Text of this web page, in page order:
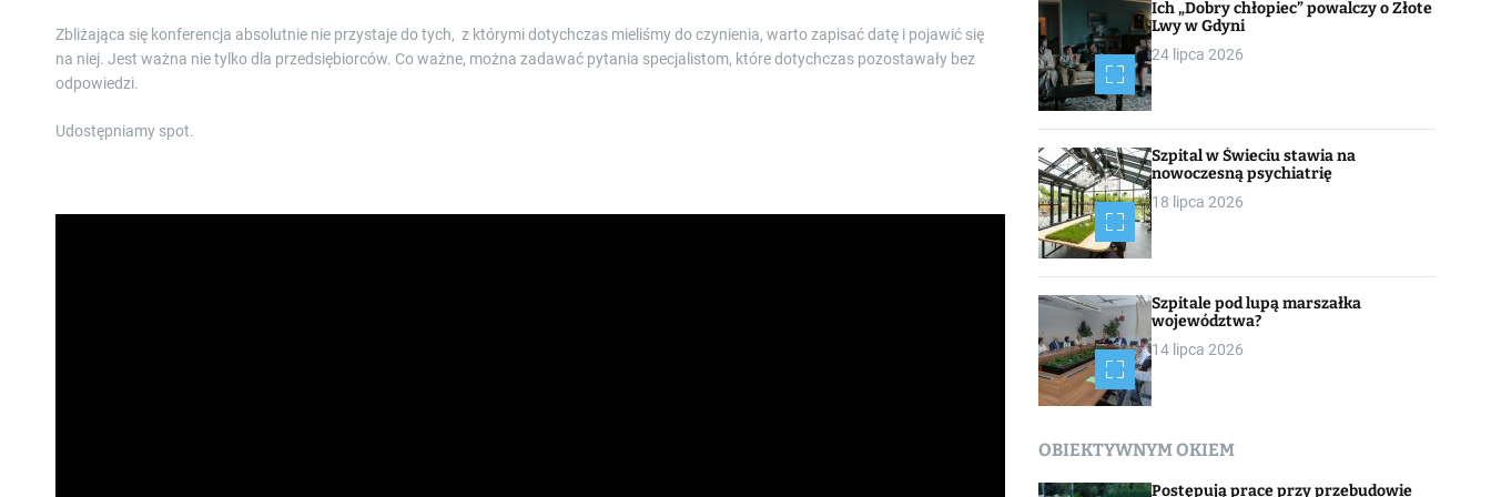
Zbliżająca się konferencja absolutnie nie przystaje do tych, z którymi dotychczas mieliśmy do czynienia, warto zapisać datę i pojawić się
na niej. Jest ważna nie tylko dla przedsiębiorców. Co ważne, można zadawać pytania specjalistom, które dotychczas pozostawały bez
odpowiedzi.
Udostępniamy spot.
Ich „Dobry chłopiec” powalczy o Złote
Lwy w Gdyni
24 lipca 2026
Szpital w Świeciu stawia na
nowoczesną psychiatrię
18 lipca 2026
Szpitale pod lupą marszałka
województwa?
14 lipca 2026
OBIEKTYWNYM OKIEM
Postępują prace przy przebudowie